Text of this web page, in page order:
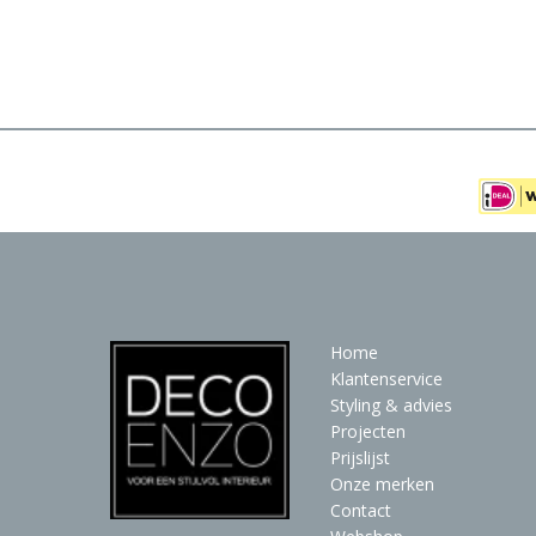
Verlichting
Home
Klantenservice
Styling & advies
Projecten
Prijslijst
Onze merken
Contact